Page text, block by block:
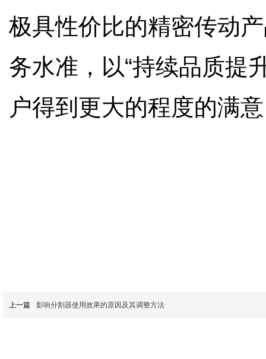
极具性价比的精密传动
务水准，以“持续品质提
户得到更大的程度的满
上一篇 影响分割器使用效果的原因及其调整方法